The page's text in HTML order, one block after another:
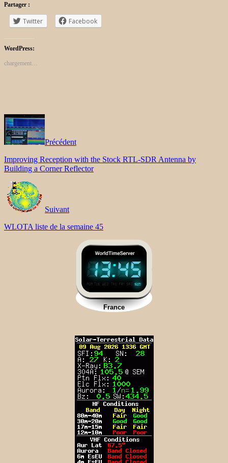
Partager :
Twitter Facebook
WordPress:
chargement…
Précédent
Improving Reception with the Stock RTL-SDR Antenna by
Building a Corner Reflector
Suivant
WLOTA liste de la semaine 45